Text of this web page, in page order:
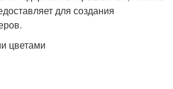
для создания
цветами